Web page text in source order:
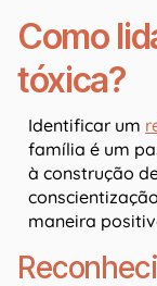
Como
tóxica?
Identificar um
família é um
à construção
maneira